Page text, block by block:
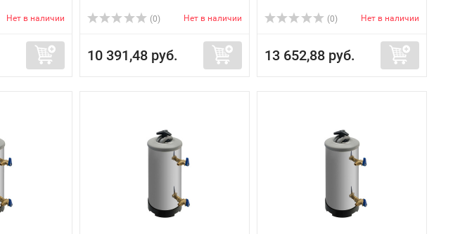
Нет в наличии (0) Нет в наличии
10 391,48 руб.
(0) Нет в наличии
13 652,88 руб.